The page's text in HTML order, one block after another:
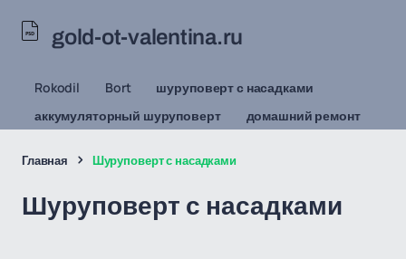
gold-ot-valentina.ru
Rokodil Bort
шуруповерт с насадками
аккумуляторный шуруповерт
домашний ремонт
Главная Шуруповерт с насадками
Шуруповерт с насадками